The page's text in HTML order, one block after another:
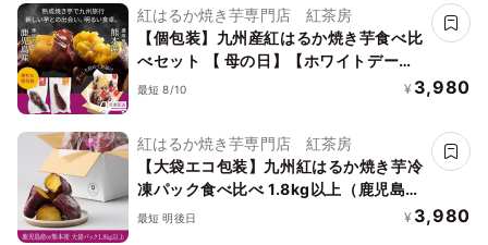
紅はるか焼き芋専門店 紅茶房
【個包装】九州産紅はるか焼き芋食べ比
べセット 【 母の日】【ホワイトデー】
ギフト チョコ 以外 焼き芋 紅はるか だ
産 ギフト 誕生日 プレゼント 一人暮らし
仕送り セット 人気 砂糖不使用 お菓子
お祝い 冷やし焼き芋 【1本1本個包装】
最短 8/10 ¥ 3,980
紅はるか焼き芋専門店 紅茶房
【大袋エコ包装】九州紅はるか焼き芋冷
凍パック食べ比べ 1.8kg以上（鹿児島産
or熊本産）焼き芋 冷凍 冷凍焼き芋 食べ
最短 明後日 ¥ 3,980